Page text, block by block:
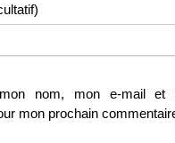
mon nom, mon e-mail
mon prochain